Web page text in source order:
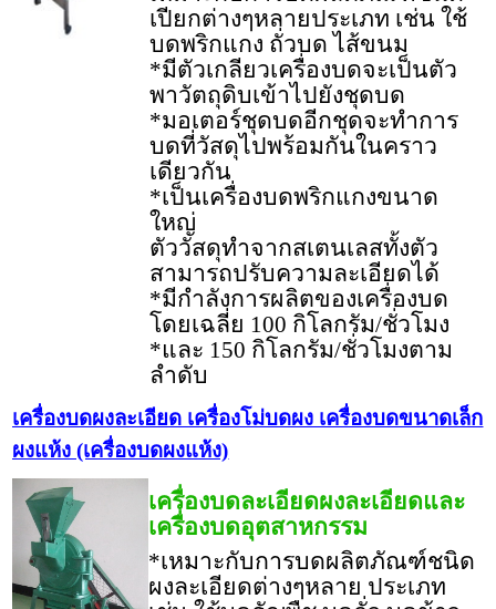
เปียกต่างๆหลายประเภท เช่น ใช้
บดพริกแกง ถั่วบด ไส้ขนม
*มีตัวเกลียวเครื่องบดจะเป็นตัว
พาวัตถุดิบเข้าไปยังชุดบด
*มอเตอร์ชุดบดอีกชุดจะทำการ
บดที่วัสดุไปพร้อมกันในคราว
เดียวกัน
*เป็นเครื่องบดพริกแกงขนาด
ใหญ่
ตัววัสดุทำจากสเตนเลสทั้งตัว
สามารถปรับความละเอียดได้
*มีกำลังการผลิตของเครื่องบด
โดยเฉลี่ย 100 กิโลกรัม/ชั่วโมง
*และ 150 กิโลกรัม/ชั่วโมงตาม
ลำดับ
เครื่องบดผงละเอียด เครื่องโม่บดผง เครื่องบดขนาดเล็ก
ผงแห้ง (เครื่องบดผงแห้ง)
เครื่องบดละเอียดผงละเอียดและ
เครื่องบดอุตสาหกรรม
*เหมาะกับการบดผลิตภัณฑ์ชนิด
ผงละเอียดต่างๆหลาย ประเภท